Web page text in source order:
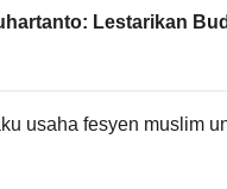
Lestarikan
usaha fesyen muslim